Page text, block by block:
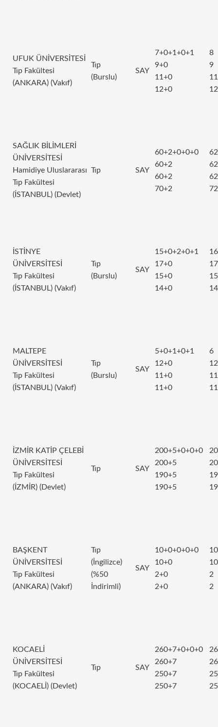
UFUK ÜNİVERSİTESİ
Tıp Fakültesi
(ANKARA) (Vakıf)
Tıp
(Burslu)
SAY
7+0+1+0+1
9+0
11+0
12+0
8
9
11
12
SAĞLIK BİLİMLERİ
ÜNİVERSİTESİ
Hamidiye Uluslararası
Tıp Fakültesi
(İSTANBUL) (Devlet)
Tıp SAY
60+2+0+0+0
60+2
60+2
70+2
62
62
62
72
İSTİNYE
ÜNİVERSİTESİ
Tıp Fakültesi
(İSTANBUL) (Vakıf)
Tıp
(Burslu)
SAY
15+0+2+0+1
17+0
15+0
14+0
16
17
15
14
MALTEPE
ÜNİVERSİTESİ
Tıp Fakültesi
(İSTANBUL) (Vakıf)
Tıp
(Burslu)
SAY
5+0+1+0+1
12+0
11+0
11+0
6
12
11
11
İZMİR KATİP ÇELEBİ
ÜNİVERSİTESİ
Tıp Fakültesi
(İZMİR) (Devlet)
Tıp SAY
200+5+0+0+0
200+5
190+5
190+5
BAŞKENT
ÜNİVERSİTESİ
Tıp Fakültesi
(ANKARA) (Vakıf)
Tıp
(İngilizce)
(%50
İndirimli)
SAY
10+0+0+0+0
10+0
2+0
2+0
10
10
2
2
KOCAELİ
ÜNİVERSİTESİ
Tıp Fakültesi
(KOCAELİ) (Devlet)
Tıp SAY
260+7+0+0+0
260+7
250+7
250+7